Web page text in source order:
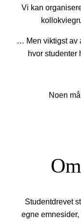
Vi kan
… Men viktigst av
hvor studenter
Noen
Studentdrevet
egne